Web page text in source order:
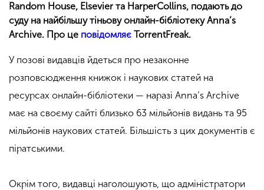
Random House, Elsevier та HarperCollins, подають до
суду на найбільшу тіньову онлайн-бібліотеку Anna’s
Archive. Про це повідомляє TorrentFreak.
У позові видавців йдеться про незаконне
розповсюдження книжок і наукових статей на
ресурсах онлайн-бібліотеки — наразі Anna’s Archive
має на своєму сайті близько 63 мільйонів видань та 95
мільйонів наукових статей. Більшість з цих документів є
піратськими.
Окрім того, видавці наголошують, що адміністратори